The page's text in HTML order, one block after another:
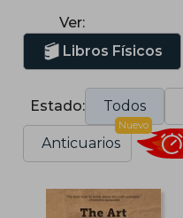
Ver:
Libros Físicos
Estado: Todos
Anticuarios
Nuevo